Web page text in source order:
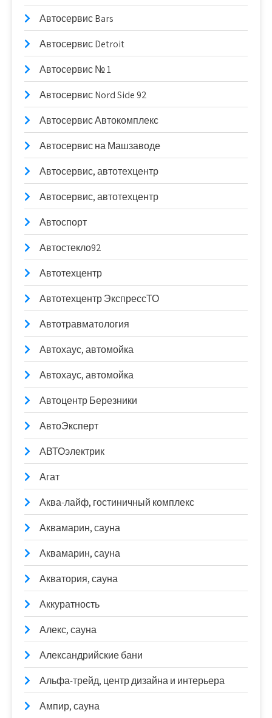
Автосервис Bars
Автосервис Detroit
Автосервис № 1
Автосервис Nord Side 92
Автосервис Автокомплекс
Автосервис на Машзаводе
Автосервис, автотехцентр
Автосервис, автотехцентр
Автоспорт
Автостекло92
Автотехцентр
Автотехцентр ЭкспрессТО
Автотравматология
Автохаус, автомойка
Автохаус, автомойка
Автоцентр Березники
АвтоЭксперт
АВТОэлектрик
Агат
Аква-лайф, гостиничный комплекс
Аквамарин, сауна
Аквамарин, сауна
Акватория, сауна
Аккуратность
Алекс, сауна
Александрийские бани
Альфа-трейд, центр дизайна и интерьера
Ампир, сауна